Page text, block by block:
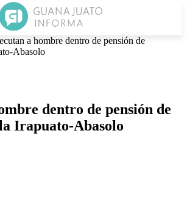
a hombre dentro de pensión de
Abasolo
dentro de pensión de
Irapuato-Abasolo